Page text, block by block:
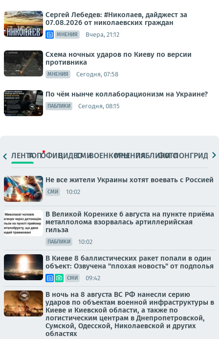
Сергей Лебедев: #Николаев, дайджест за
07.08.2026 от николаевских граждан
МНЕНИЯ Вчера, 21:12
Схема ночных ударов по Киеву по версии
противника
МНЕНИЯ Сегодня, 07:58
По чём нынче коллаборационизм на Украине?
ПАБЛИКИ Сегодня, 08:15
ЛЕНТАТОПОФИЦ.ВИДЕОСМИВОЕНКОРЫМНЕНИЯПАБЛИКИ
ФОТОЛОНГРИДЫ
Не все жители Украины хотят воевать с Россией
СМИ 10:02
В Великой Коренихе 6 августа на пункте приёма
металлолома взорвалась артиллерийская
гильза
ПАБЛИКИ 10:02
В Киеве 8 баллистических ракет попали в один
объект: Озвучена "плохая новость" от подполья
СМИ 09:42
В ночь на 8 августа ВС РФ нанесли серию
ударов по объектам военной инфраструктуры в
Киеве и Киевской области, а также по
логистическим центрам в Днепропетровской,
Сумской, Одесской, Николаевской и других
областях